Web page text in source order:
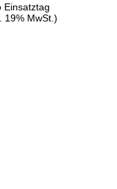
19% MwSt.)